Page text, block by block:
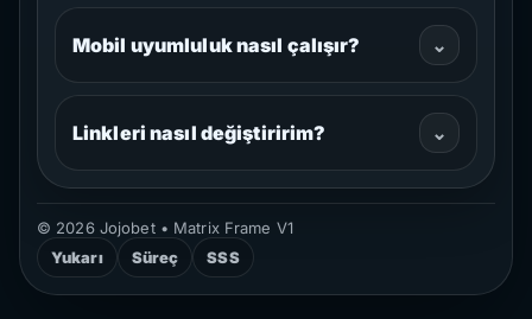
Mobil uyumluluk nasıl çalışır? ⌄
Linkleri nasıl değiştiririm? ⌄
© 2026Jojobet • Matrix Frame V1
Yukarı
Süreç SSS